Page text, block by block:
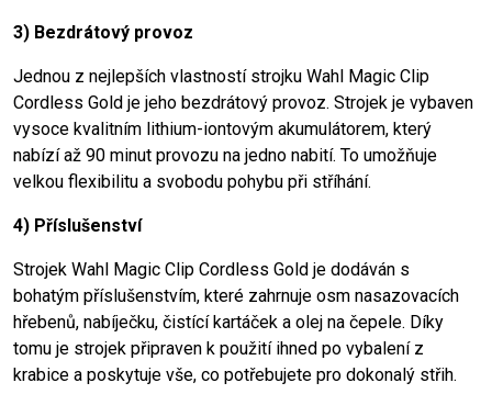
3) Bezdrátový provoz
Jednou z nejlepších vlastností strojku Wahl Magic Clip
Cordless Gold je jeho bezdrátový provoz. Strojek je vybaven
vysoce kvalitním lithium-iontovým akumulátorem, který
nabízí až 90 minut provozu na jedno nabití. To umožňuje
velkou flexibilitu a svobodu pohybu při stříhání.
4) Příslušenství
Strojek Wahl Magic Clip Cordless Gold je dodáván s
bohatým příslušenstvím, které zahrnuje osm nasazovacích
hřebenů, nabíječku, čistící kartáček a olej na čepele. Díky
tomu je strojek připraven k použití ihned po vybalení z
krabice a poskytuje vše, co potřebujete pro dokonalý střih.